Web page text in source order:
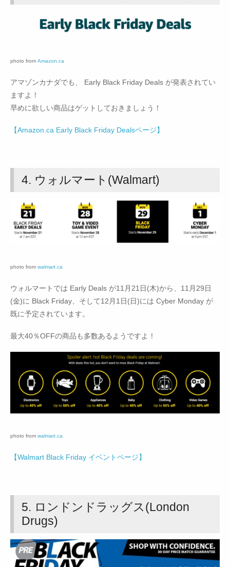
photo from Amazon.ca
アマゾンカナダでも、 Early Black Friday Deals が発表されてい
ますよ！
早めに欲しい商品はゲットしておきましょう！
【Amazon.ca Early Black Friday Dealsページ】
4. ウォルマート(Walmart)
photo from walmart.ca
ウォルマートでは Early Deals が11月21日(木)から、11月29日
(金)に Black Friday、そして12月1日(日)には Cyber Monday が
既に予定されています。
最大40％OFFの商品も多数あるようですよ！
photo from walmart.ca
【Walmart Black Friday イベントページ】
5. ロンドンドラッグス(London
Drugs)